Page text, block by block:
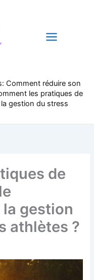
Comment réduire son
les pratiques de
gestion du stress
de
gestion
athlètes ?